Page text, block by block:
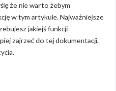
że nie warto żebym
w tym artykule. Najważniejsze
jakiejś funkcji
zajrzeć do tej dokumentacji,